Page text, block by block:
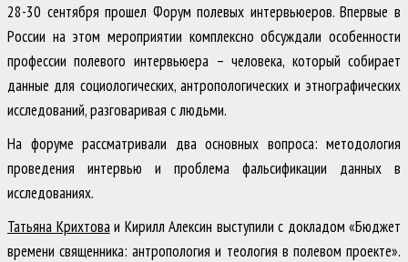
28-30 сентября прошел Форум полевых интервьюеров. Впервые в
России на этом мероприятии комплексно обсуждали особенности
профессии полевого интервьюера – человека, который собирает
данные для социологических, антропологических и этнографических
исследований, разговаривая с людьми.
На форуме рассматривали два основных вопроса: методология
проведения интервью и проблема фальсификации данных в
исследованиях.
Татьяна Крихтоваи Кирилл Алексин выступили с докладом «Бюджет
времени священника: антропология и теология в полевом проекте».